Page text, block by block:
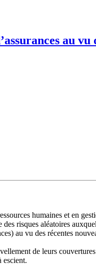
au
humaines et en
risques aléatoires
au vu des récentes
de leurs couvertures
escient.